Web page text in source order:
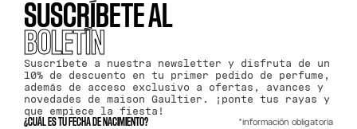
SUSCRÍBETE AL
BOLETÍN
Suscríbete a nuestra newsletter y disfruta de un
10% de descuento en tu primer pedido de perfume,
además de acceso exclusivo a ofertas, avances y
novedades de maison Gaultier. ¡ponte tus rayas y
que empiece la fiesta!
¿CUÁL ES TU FECHA DE NACIMIENTO? *información obligatoria